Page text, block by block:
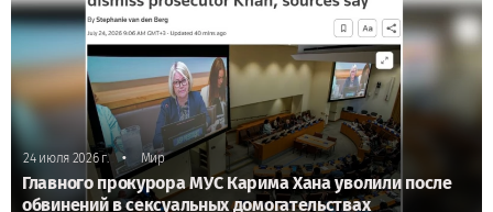
24 июля 2026 г. • Мир
Главного прокурора МУС Карима Хана уволили после
обвинений в сексуальных домогательствах